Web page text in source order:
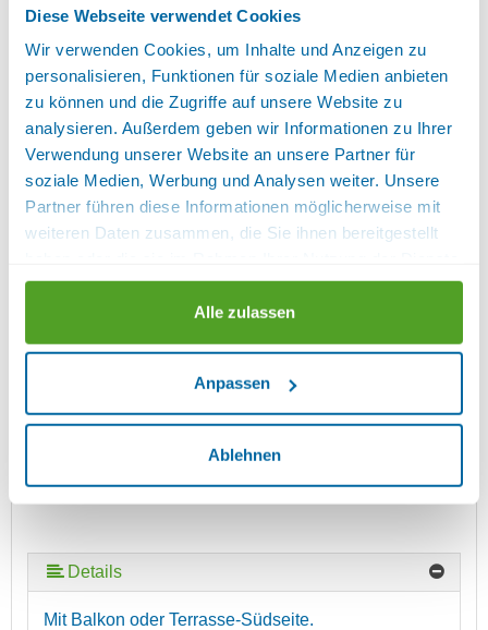
Diese Webseite verwendet Cookies
Wir verwenden Cookies, um Inhalte und Anzeigen zu
personalisieren, Funktionen für soziale Medien anbieten
zu können und die Zugriffe auf unsere Website zu
analysieren. Außerdem geben wir Informationen zu Ihrer
Verwendung unserer Website an unsere Partner für
soziale Medien, Werbung und Analysen weiter. Unsere
Partner führen diese Informationen möglicherweise mit
weiteren Daten zusammen, die Sie ihnen bereitgestellt
gesammelt haben.
Alle zulassen
Anpassen
Ablehnen
Mit Balkon-Südseite zum Innenhof.
Eleganter Wohnraum und 2 getrennte Schlafräume.
Ausstattung:1 Schlafraum, Bademantel,
Balkon/Terrasse am Zimmer, Bettwäsche
vorhanden, Fenster können geöffnet werden,
Fernseher, Fußende der Betten offen, Föhn,
Getrennte Matratzen, Handtücher vorhanden,
Hosenbügler, ISDN Anschluss, Kaffeemaschine,
Kosmetikspiegel, Minibar, Nichtraucherzimmer,
Sanitär:Separates WC, WC, WC und
Dusche oder BadLage:Gartenseite, Haupthaus
KOMFORT-SUITE
Details
Mit Balkon oder Terrasse-Südseite.